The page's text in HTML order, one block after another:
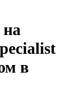
на
в